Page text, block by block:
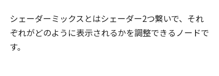
シェーダーミックスとはシェーダー2つ繋いで、それ
ぞれがどのように表示されるかを調整できるノードで
す。